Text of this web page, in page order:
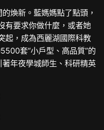
煥新。藍媽媽點了點頭，
有要求你做什麼，或者她
起，成為西麗湖國際科教
套“小戶型、高品質”的
年夜學城師生、科研精英